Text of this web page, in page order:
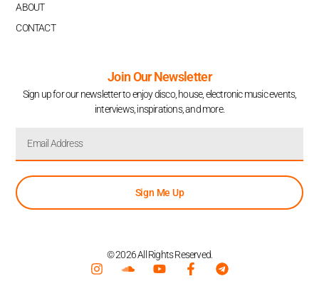
ABOUT
CONTACT
Join Our Newsletter
Sign up for our newsletter to enjoy disco, house, electronic music events,
interviews, inspirations, and more.
Sign Me Up
© 2026 All Rights Reserved.